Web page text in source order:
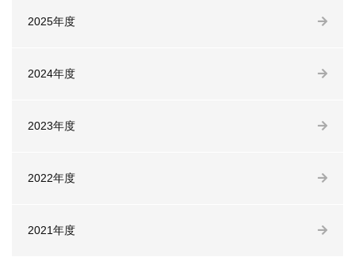
2025年度
2024年度
2023年度
2022年度
2021年度